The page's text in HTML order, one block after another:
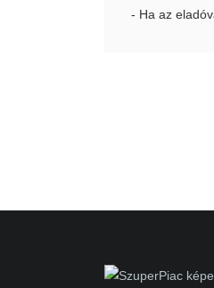
- Ha az